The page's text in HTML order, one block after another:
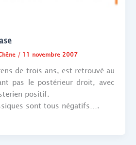
/ 11 novembre 2007
de trois ans, est retrouvé au
pas le postérieur droit, avec
positif.
sont tous négatifs….